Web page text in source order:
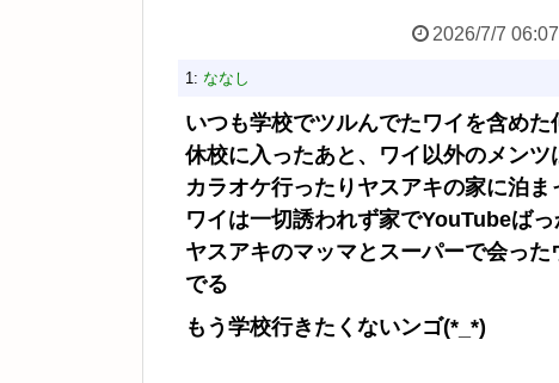
2026/7/7 06:07
1: ななし
いつも学校でツルんでたワイを含めた
休校に入ったあと、ワイ以外のメン
カラオケ行ったりヤスアキの家に泊
ワイは一切誘われず家でYouTubeば
ヤスアキのマッマとスーパーで会っ
でる
もう学校行きたくないンゴ(*_*)